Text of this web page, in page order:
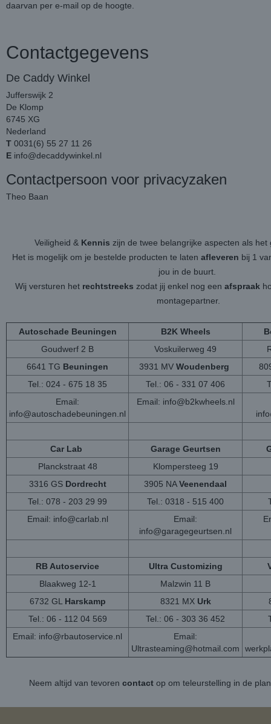
daarvan per e-mail op de hoogte.
Contactgegevens
De Caddy Winkel
Jufferswijk 2
De Klomp
6745 XG
Nederland
T 0031(6) 55 27 11 26
E info@decaddywinkel.nl
Contactpersoon voor privacyzaken
Theo Baan
Veiligheid & Kennis zijn de twee belangrijke aspecten als
Het is mogelijk om je bestelde producten te laten afleveren bij 1
jou in de buurt.
Wij versturen het rechtstreeks zodat jij enkel nog een afspraak
montagepartner.
Autoschade Beuningen B2K Wheels
Goudwerf 2 B
Voskuilerweg 49
6641 TG Beuningen 3931 MV Woudenberg
Tel.: 024 - 675 18 35
Tel.: 06 - 331 07 406
Email:
info@autoschadebeuningen.nl
Email: info@b2kwheels.nl
Car Lab Garage Geurtsen
Planckstraat 48
Klompersteeg 19
3316 GS Dordrecht 3905 NAVeenendaal
Tel.: 078 - 203 29 99
Tel.: 0318 - 515 400
Email: info@carlab.nl
Email:
info@garagegeurtsen.nl
RB Autoservice Ultra Customizing
Blaakweg 12-1
Malzwin 11 B
6732 GL Harskamp 8321 MX Urk
Tel.: 06 - 112 04 569
Tel.: 06 - 303 36 452
Email: info@rbautoservice.nl
Email:
Ultrasteaming@hotmail.com
Neem altijd van tevoren contactop om teleurstelling in de